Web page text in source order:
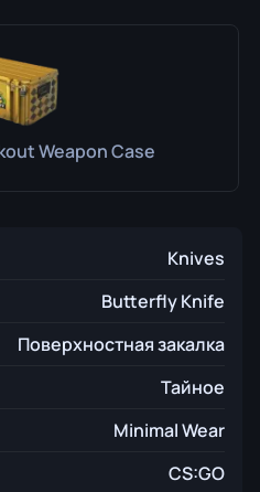
Weapon Case
Knives
Butterfly Knife
Поверхностная закалка
Тайное
Minimal Wear
CS:GO